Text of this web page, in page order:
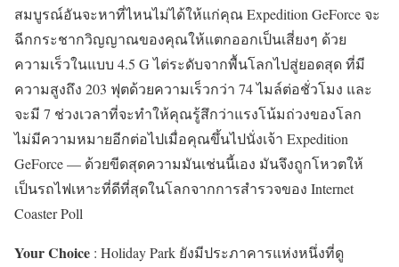
สมบูรณ์อันจะหาที่ไหนไม่ได้ให้แก่คุณ Expedition GeForce จะ
ฉีกกระชากวิญญาณของคุณให้แตกออกเป็นเสี่ยงๆ ด้วย
ความเร็วในแบบ 4.5 G ไต่ระดับจากพื้นโลกไปสู่ยอดสุด ที่มี
ความสูงถึง 203 ฟุตด้วยความเร็วกว่า 74 ไมล์ต่อชั่วโมง และ
จะมี 7 ช่วงเวลาที่จะทำให้คุณรู้สึกว่าแรงโน้มถ่วงของโลก
ไม่มีความหมายอีกต่อไปเมื่อคุณขึ้นไปนั่งเจ้า Expedition
GeForce — ด้วยขีดสุดความมันเช่นนี้เอง มันจึงถูกโหวตให้
เป็นรถไฟเหาะที่ดีที่สุดในโลกจากการสำรวจของ Internet
Coaster Poll
Your Choice : Holiday Park ยังมีประภาคารแห่งหนึ่งที่ดู